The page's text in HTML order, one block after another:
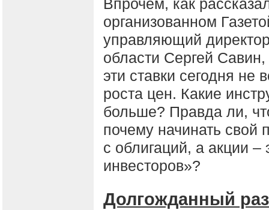
организованном
управляющий
области Сергей
эти ставки сегодня не
роста цен. Какие
больше? Правда ли,
почему начинать свой
с облигаций, а акции
инвесторов»?
Долгожданный